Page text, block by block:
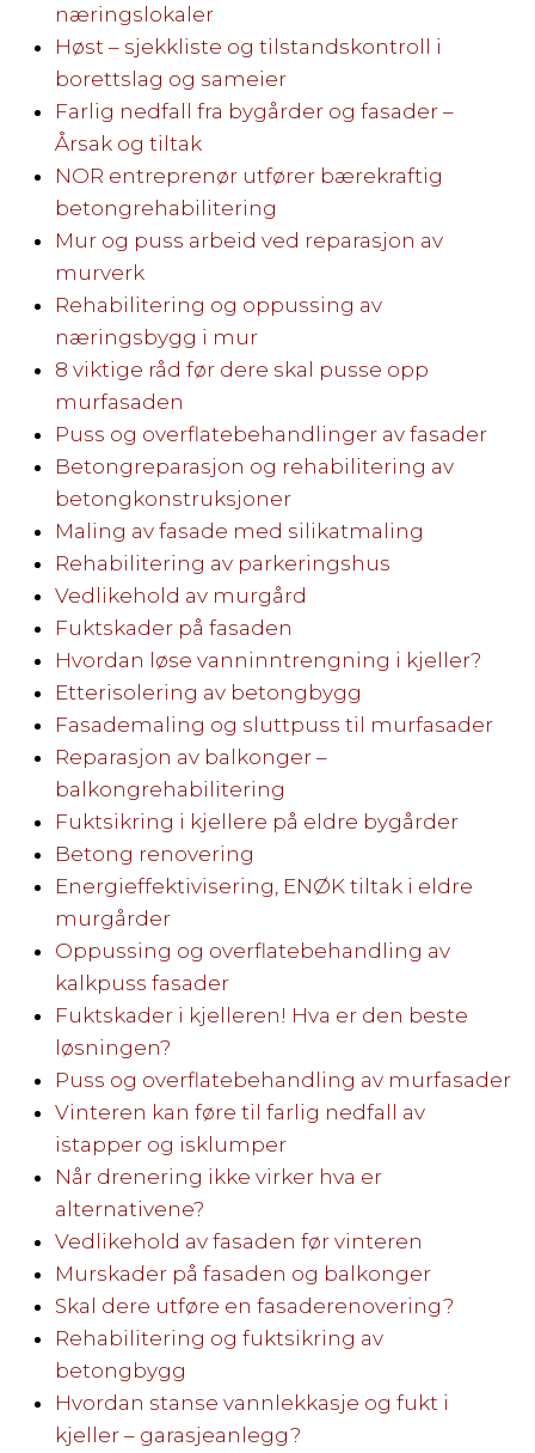
næringslokaler
Høst – sjekkliste og tilstandskontroll i
borettslag og sameier
Farlig nedfall fra bygårder og fasader –
Årsak og tiltak
NOR entreprenør utfører bærekraftig
betongrehabilitering
Mur og puss arbeid ved reparasjon av
murverk
Rehabilitering og oppussing av
næringsbygg i mur
8 viktige råd før dere skal pusse opp
murfasaden
Puss og overflatebehandlinger av fasader
Betongreparasjon og rehabilitering av
betongkonstruksjoner
Maling av fasade med silikatmaling
Rehabilitering av parkeringshus
Vedlikehold av murgård
Fuktskader på fasaden
Hvordan løse vanninntrengning i kjeller?
Etterisolering av betongbygg
Fasademaling og sluttpuss til murfasader
Reparasjon av balkonger –
balkongrehabilitering
Fuktsikring i kjellere på eldre bygårder
Betong renovering
Energieffektivisering, ENØK tiltak i eldre
murgårder
Oppussing og overflatebehandling av
kalkpuss fasader
Fuktskader i kjelleren! Hva er den beste
løsningen?
Puss og overflatebehandling av murfasader
Vinteren kan føre til farlig nedfall av
istapper og isklumper
Når drenering ikke virker hva er
alternativene?
Vedlikehold av fasaden før vinteren
Murskader på fasaden og balkonger
Skal dere utføre en fasaderenovering?
Rehabilitering og fuktsikring av
betongbygg
Hvordan stanse vannlekkasje og fukt i
kjeller – garasjeanlegg?